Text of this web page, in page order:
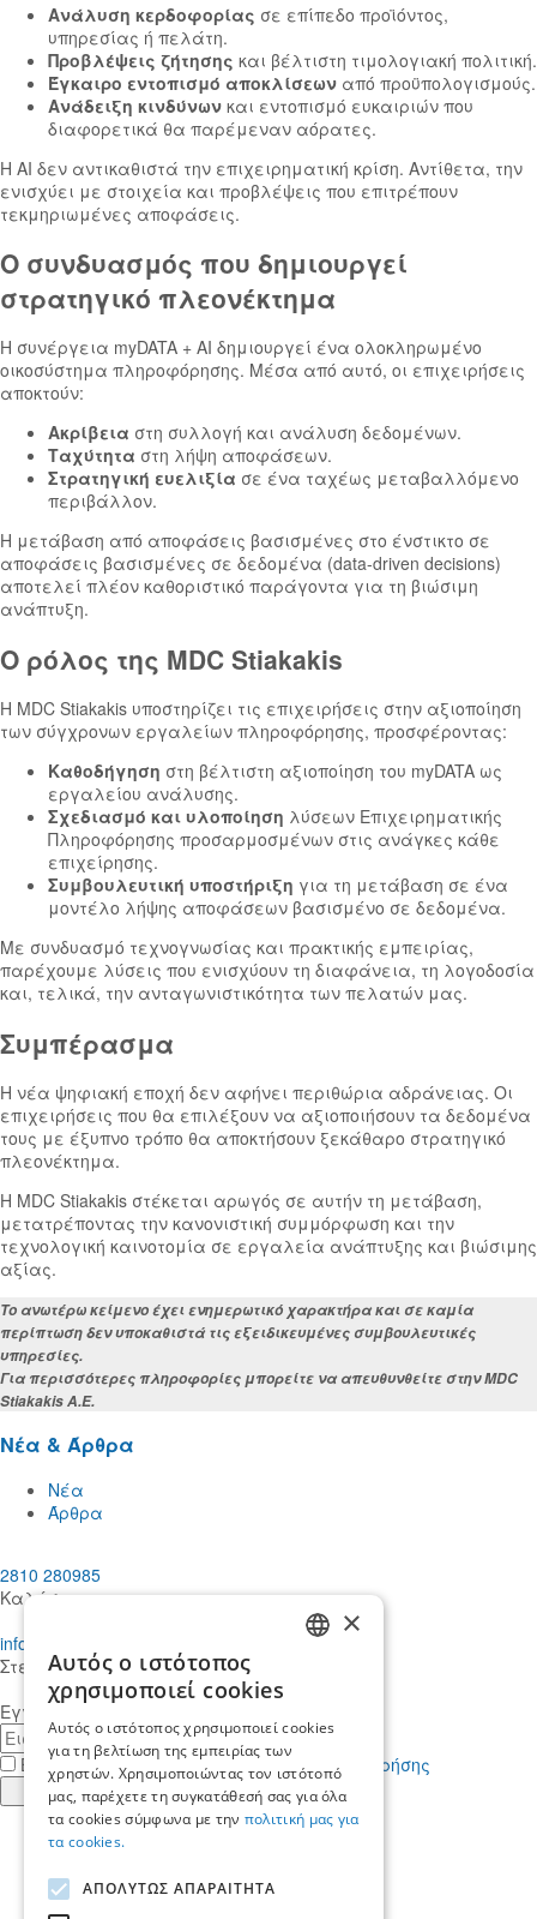
Ανάλυση κερδοφορίας σε επίπεδο προϊόντος,
υπηρεσίας ή πελάτη.
Προβλέψεις ζήτησης και βέλτιστη τιμολογιακή πολιτική.
Έγκαιρο εντοπισμό αποκλίσεων από προϋπολογισμούς.
Ανάδειξη κινδύνων και εντοπισμό ευκαιριών που
διαφορετικά θα παρέμεναν αόρατες.
Η AI δεν αντικαθιστά την επιχειρηματική κρίση. Αντίθετα, την
ενισχύει με στοιχεία και προβλέψεις που επιτρέπουν
τεκμηριωμένες αποφάσεις.
Ο συνδυασμός που δημιουργεί
στρατηγικό πλεονέκτημα
Η συνέργεια myDATA + AI δημιουργεί ένα ολοκληρωμένο
οικοσύστημα πληροφόρησης. Μέσα από αυτό, οι επιχειρήσεις
αποκτούν:
Ακρίβεια στη συλλογή και ανάλυση δεδομένων.
Ταχύτητα στη λήψη αποφάσεων.
Στρατηγική ευελιξία σε ένα ταχέως μεταβαλλόμενο
περιβάλλον.
Η μετάβαση από αποφάσεις βασισμένες στο ένστικτο σε
αποφάσεις βασισμένες σε δεδομένα (data-driven decisions)
αποτελεί πλέον καθοριστικό παράγοντα για τη βιώσιμη
ανάπτυξη.
Ο ρόλος της MDC Stiakakis
Η MDC Stiakakis υποστηρίζει τις επιχειρήσεις στην αξιοποίηση
των σύγχρονων εργαλείων πληροφόρησης, προσφέροντας:
Καθοδήγηση στη βέλτιστη αξιοποίηση του myDATA ως
εργαλείου ανάλυσης.
Σχεδιασμό και υλοποίηση λύσεων Επιχειρηματικής
Πληροφόρησης προσαρμοσμένων στις ανάγκες κάθε
επιχείρησης.
Συμβουλευτική υποστήριξη για τη μετάβαση σε ένα
μοντέλο λήψης αποφάσεων βασισμένο σε δεδομένα.
Με συνδυασμό τεχνογνωσίας και πρακτικής εμπειρίας,
παρέχουμε λύσεις που ενισχύουν τη διαφάνεια, τη λογοδοσία
και, τελικά, την ανταγωνιστικότητα των πελατών μας.
Συμπέρασμα
Η νέα ψηφιακή εποχή δεν αφήνει περιθώρια αδράνειας. Οι
επιχειρήσεις που θα επιλέξουν να αξιοποιήσουν τα δεδομένα
τους με έξυπνο τρόπο θα αποκτήσουν ξεκάθαρο στρατηγικό
πλεονέκτημα.
Η MDC Stiakakis στέκεται αρωγός σε αυτήν τη μετάβαση,
μετατρέποντας την κανονιστική συμμόρφωση και την
τεχνολογική καινοτομία σε εργαλεία ανάπτυξης και βιώσιμης
αξίας.
Το ανωτέρω κείμενο έχει ενημερωτικό χαρακτήρα και σε καμία
περίπτωση δεν υποκαθιστά τις εξειδικευμένες συμβουλευτικές
υπηρεσίες.
Για περισσότερες πληροφορίες μπορείτε να απευθυνθείτε στην MDC
Stiakakis Α.Ε.
Νέα & Άρθρα
Νέα
Άρθρα
2810 280985
Καλέστε μας
info@mdcstiakakis.gr
Στείλτε μας το μήνυμά σας
Εγγραφείτε στο Newsletter μας
E-
mailΈχω διαβάσει κι αποδέχομαι τους
όρους χρήσης
Εγγραφή
Find
us
in
Facebook
Find
us
in
Find
us
Find
×
Αυτός ο ιστότοπος
χρησιμοποιεί cookies
Αυτός ο ιστότοπος χρησιμοποιεί cookies
για τη βελτίωση της εμπειρίας των
χρηστών. Χρησιμοποιώντας τον ιστότοπό
μας, παρέχετε τη συγκατάθεσή σας για όλα
τα cookies σύμφωνα με την πολιτική μας για
τα cookies.
ΑΠΟΛΥΤΩΣ ΑΠΑΡΑΙΤΗΤΑ